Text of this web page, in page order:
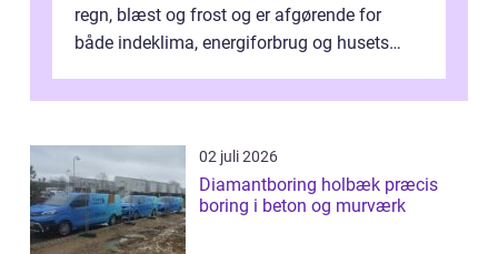
regn, blæst og frost og er afgørende for
både indeklima, energiforbrug og husets
02 juli 2026
Diamantboring holbæk præcis
boring i beton og murværk